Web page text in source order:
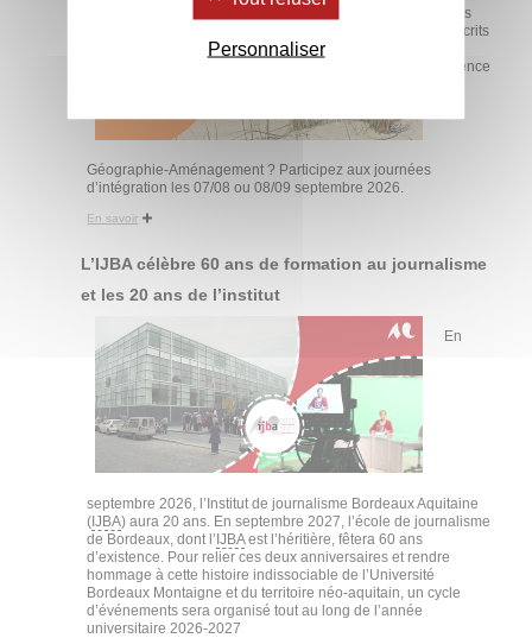
êtes
inscrits
licence
Géographie-Aménagement ? Participez aux journées
d’intégration les 07/08 ou 08/09 septembre 2026.
En savoir
L’IJBA célèbre 60 ans de formation au journalisme
et les 20 ans de l’institut
En
septembre 2026, l’Institut de journalisme Bordeaux Aquitaine
(IJBA) aura 20 ans. En septembre 2027, l’école de journalisme
de Bordeaux, dont l’IJBAest l’héritière, fêtera 60 ans
d’existence. Pour relier ces deux anniversaires et rendre
hommage à cette histoire indissociable de l’Université
Bordeaux Montaigne et du territoire néo-aquitain, un cycle
d’événements sera organisé tout au long de l’année
universitaire 2026-2027
Personnaliser